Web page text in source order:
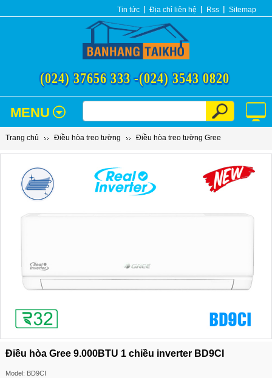
Tin tức Địa chỉ liên hệ Rss Sitemap
(024) 37656 333 -(024) 3543 0820
MENU
Trang chủ Điều hòa treo tường Điều hòa treo tường Gree
Điều hòa Gree 9.000BTU 1 chiều inverter BD9CI
Model: BD9CI